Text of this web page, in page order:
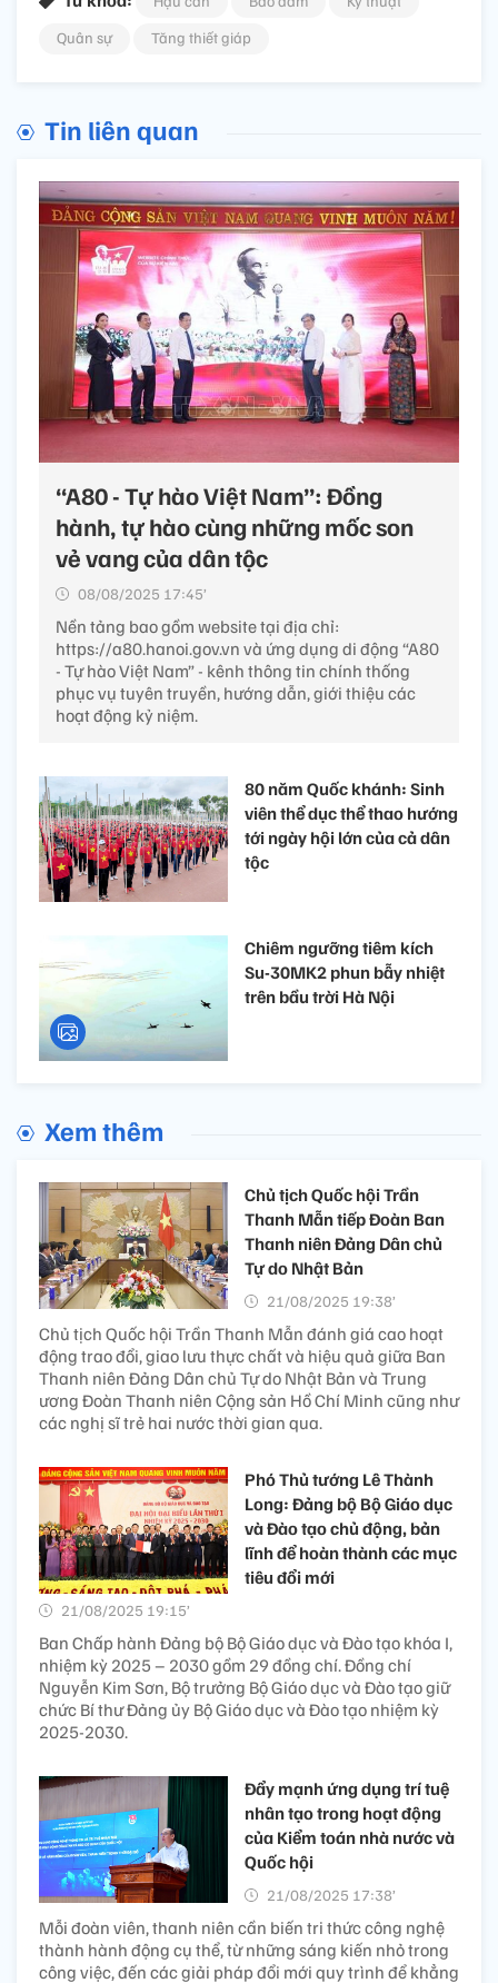
Quân sự
Tăng thiết giáp
Tin liên quan
“A80 - Tự hào Việt Nam”: Đồng
hành, tự hào cùng những mốc son
vẻ vang của dân tộc
08/08/2025 17:45’
Nền tảng bao gồm website tại địa chỉ:
https://a80.hanoi.gov.vn và ứng dụng di động “A80
- Tự hào Việt Nam” - kênh thông tin chính thống
phục vụ tuyên truyền, hướng dẫn, giới thiệu các
hoạt động kỷ niệm.
80 năm Quốc khánh: Sinh
viên thể dục thể thao hướng
tới ngày hội lớn của cả dân
tộc
Chiêm ngưỡng tiêm kích
Su-30MK2 phun bẫy nhiệt
trên bầu trời Hà Nội
Xem thêm
Chủ tịch Quốc hội Trần
Thanh Mẫn tiếp Đoàn Ban
Thanh niên Đảng Dân chủ
Tự do Nhật Bản
21/08/2025 19:38’
Chủ tịch Quốc hội Trần Thanh Mẫn đánh giá cao hoạt
động trao đổi, giao lưu thực chất và hiệu quả giữa Ban
Thanh niên Đảng Dân chủ Tự do Nhật Bản và Trung
ương Đoàn Thanh niên Cộng sản Hồ Chí Minh cũng như
các nghị sĩ trẻ hai nước thời gian qua.
Phó Thủ tướng Lê Thành
Long: Đảng bộ Bộ Giáo dục
và Đào tạo chủ động, bản
lĩnh để hoàn thành các mục
tiêu đổi mới
21/08/2025 19:15’
Ban Chấp hành Đảng bộ Bộ Giáo dục và Đào tạo khóa I,
nhiệm kỳ 2025 – 2030 gồm 29 đồng chí. Đồng chí
Nguyễn Kim Sơn, Bộ trưởng Bộ Giáo dục và Đào tạo giữ
chức Bí thư Đảng ủy Bộ Giáo dục và Đào tạo nhiệm kỳ
2025-2030.
Đẩy mạnh ứng dụng trí tuệ
nhân tạo trong hoạt động
của Kiểm toán nhà nước và
Quốc hội
21/08/2025 17:38’
Mỗi đoàn viên, thanh niên cần biến tri thức công nghệ
thành hành động cụ thể, từ những sáng kiến nhỏ trong
công việc, đến các giải pháp đổi mới quy trình để khẳng